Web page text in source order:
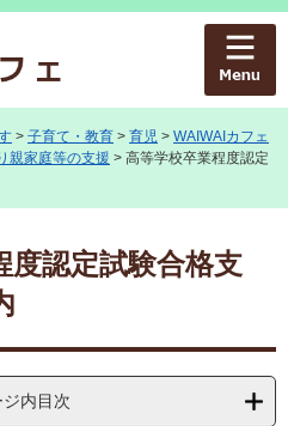
> 子育て・教育 > 育児 > WAIWAIカフェ
親家庭等の支援 > 高等学校卒業程度認定
度認定試験合格支
内目次